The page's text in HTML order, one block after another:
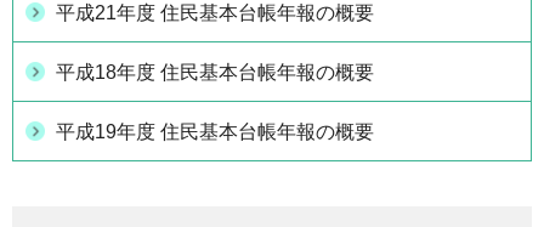
平成21年度 住民基本台帳年報の概要
平成18年度 住民基本台帳年報の概要
平成19年度 住民基本台帳年報の概要